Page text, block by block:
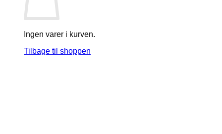
Ingen varer i kurven.
Tilbage til shoppen